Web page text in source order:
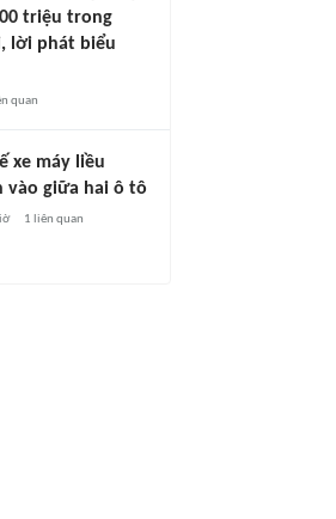
triệu trong
lời phát biểu
quan
xe máy liều
vào giữa hai ô tô
1 liên quan